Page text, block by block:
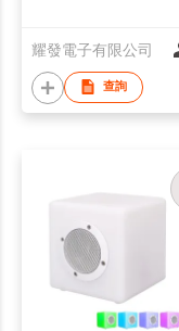
耀發電子有限公司
查詢